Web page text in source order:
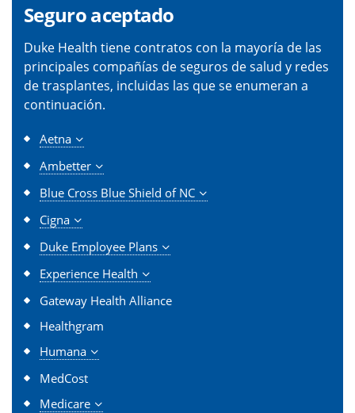
Seguro aceptado
Duke Health tiene contratos con la mayoría de las
principales compañías de seguros de salud y redes
de trasplantes, incluidas las que se enumeran a
continuación.
Aetna
Ambetter
Blue Cross Blue Shield of NC
Cigna
Duke Employee Plans
Experience Health
Gateway Health Alliance
Healthgram
Humana
MedCost
Medicare